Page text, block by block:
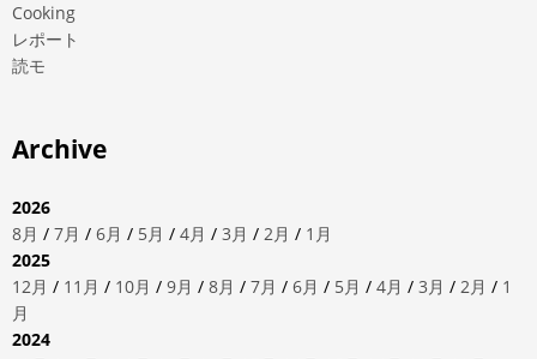
Cooking
レポート
読モ
Archive
2026
8月 / 7月 / 6月 / 5月 / 4月 / 3月 / 2月 / 1月
2025
12月 / 11月 / 10月 / 9月 / 8月 / 7月 / 6月 / 5月 / 4月 / 3月 / 2月 / 1
月
2024